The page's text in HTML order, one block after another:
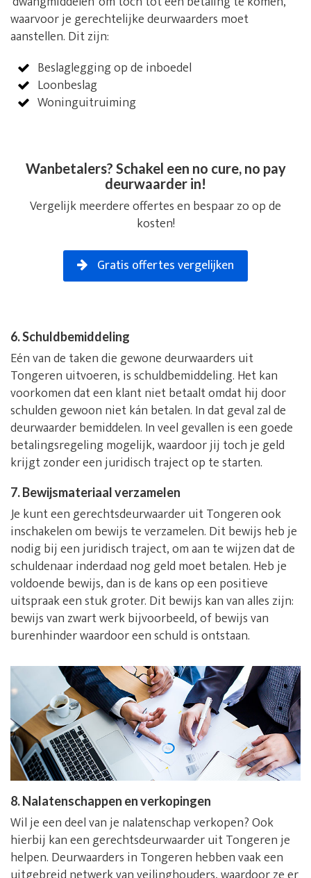
waarvoor je gerechtelijke deurwaarders moet
aanstellen. Dit zijn:
Beslaglegging op de inboedel
Loonbeslag
Woninguitruiming
Wanbetalers? Schakel een no cure, no pay
deurwaarder in!
Vergelijk meerdere offertes en bespaar zo op de
kosten!
Gratis offertes vergelijken
6. Schuldbemiddeling
Eén van de taken die gewone deurwaarders uit
Tongeren uitvoeren, is schuldbemiddeling. Het kan
voorkomen dat een klant niet betaalt omdat hij door
schulden gewoon niet kán betalen. In dat geval zal de
deurwaarder bemiddelen. In veel gevallen is een goede
betalingsregeling mogelijk, waardoor jij toch je geld
krijgt zonder een juridisch traject op te starten.
7. Bewijsmateriaal verzamelen
Je kunt een gerechtsdeurwaarder uit Tongeren ook
inschakelen om bewijs te verzamelen. Dit bewijs heb je
nodig bij een juridisch traject, om aan te wijzen dat de
schuldenaar inderdaad nog geld moet betalen. Heb je
voldoende bewijs, dan is de kans op een positieve
uitspraak een stuk groter. Dit bewijs kan van alles zijn:
bewijs van zwart werk bijvoorbeeld, of bewijs van
burenhinder waardoor een schuld is ontstaan.
8. Nalatenschappen en verkopingen
Wil je een deel van je nalatenschap verkopen? Ook
hierbij kan een gerechtsdeurwaarder uit Tongeren je
helpen. Deurwaarders in Tongeren hebben vaak een